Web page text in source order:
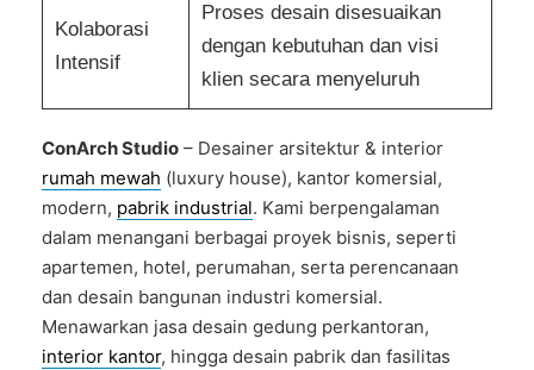
Kolaborasi
Intensif
Proses desain disesuaikan
dengan kebutuhan dan visi
klien secara menyeluruh
ConArch Studio – Desainer arsitektur & interior
rumah mewah (luxury house), kantor komersial,
modern, pabrik industrial. Kami berpengalaman
dalam menangani berbagai proyek bisnis, seperti
apartemen, hotel, perumahan, serta perencanaan
dan desain bangunan industri komersial.
Menawarkan jasa desain gedung perkantoran,
interior kantor, hingga desain pabrik dan fasilitas